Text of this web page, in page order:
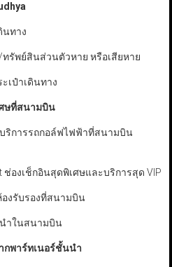
นทาง
รัพย์สินส่วนตัวหาย หรือเสียหาย
เป๋าเดินทาง
ศษที่สนามบิน
บริการรถกอล์ฟไฟฟ้าที่สนามบิน
ช่องเช็กอินสุดพิเศษและบริการสุด VIP
องรับรองที่สนามบิน
ำในสนามบิน
กพาร์ทเนอร์ชั้นนำ